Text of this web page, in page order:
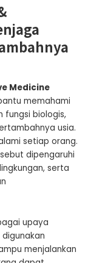
Medicine
memahami
fungsi biologis,
usia.
setiap orang.
dipengaruhi
serta
upaya
menjalankan